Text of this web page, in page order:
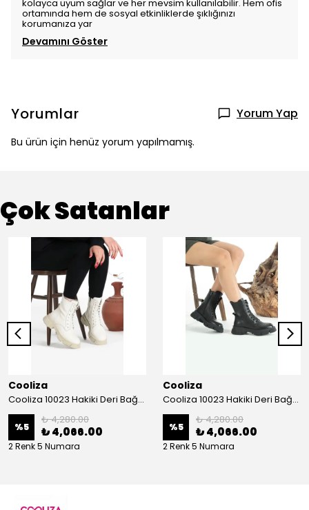
kolayca uyum sağlar ve her mevsim kullanılabilir. Hem ofis
ortamında hem de sosyal etkinliklerde şıklığınızı
korumanıza yar
Devamını Göster
Yorumlar Yorum Yap
Bu ürün için henüz yorum yapılmamış.
Çok Satanlar
Cooliza
Cooliza 10023 Hakiki Deri Bağcıklı ve Fermuarlı Rahat Kadın Bot Ayakkabı - Ekru
%5
₺ 4,280.00
₺ 4,066.00
2 Renk 5 Numara
Cooliza
Cooliza 10023 Hakiki Deri Bağcıklı ve Fermuarlı Rahat Kadın Bot Ayakkabı - Siyah
%5
₺ 4,280.00
₺ 4,066.00
2 Renk 5 Numara